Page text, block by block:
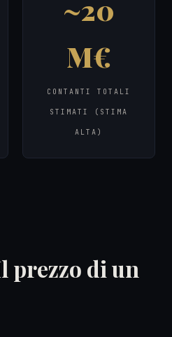
~20
M€
CONTANTI TOTALI
STIMATI (STIMA
ALTA)
di un